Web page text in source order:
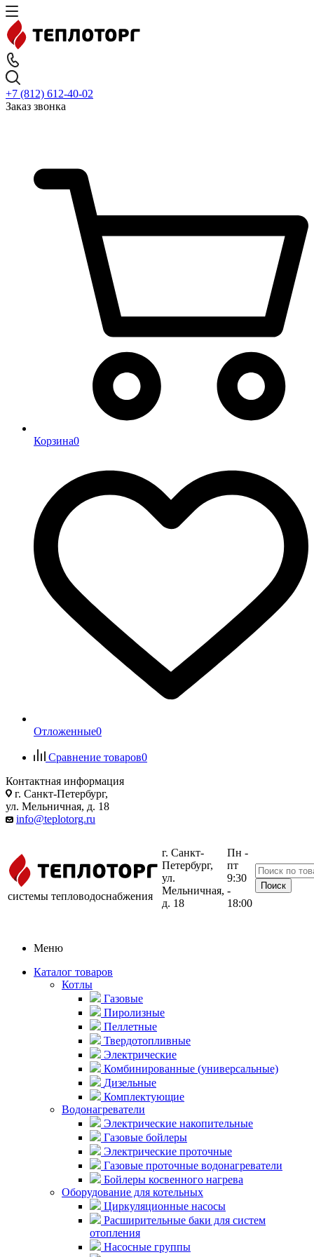
+7 (812) 612-40-02
Заказ звонка
Корзина0
Отложенные0
Сравнение товаров0
Контактная информация
г. Санкт-Петербург,
ул. Мельничная, д. 18
info@teplotorg.ru
системы тепловодоснабжения
г. Санкт-
Петербург,
ул.
Мельничная,
д. 18
Пн -
пт
9:30
-
18:00
Меню
Каталог товаров
Котлы
Газовые
Пиролизные
Пеллетные
Твердотопливные
Электрические
Комбинированные (универсальные)
Дизельные
Комплектующие
Водонагреватели
Электрические накопительные
Газовые бойлеры
Электрические проточные
Газовые проточные водонагреватели
Бойлеры косвенного нагрева
Оборудование для котельных
Циркуляционные насосы
Расширительные баки для систем
отопления
Насосные группы